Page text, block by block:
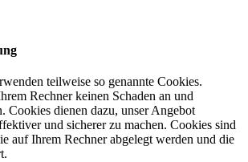
teilweise so genannte Cookies.
Rechner keinen Schaden an und
Cookies dienen dazu, unser Angebot
und sicherer zu machen. Cookies sind
auf Ihrem Rechner abgelegt werden und die